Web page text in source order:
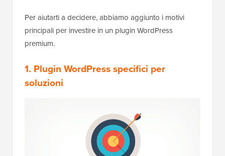
Per aiutarti a decidere, abbiamo aggiunto i motivi
principali per investire in un plugin WordPress
premium.
1. Plugin WordPress specifici per
soluzioni